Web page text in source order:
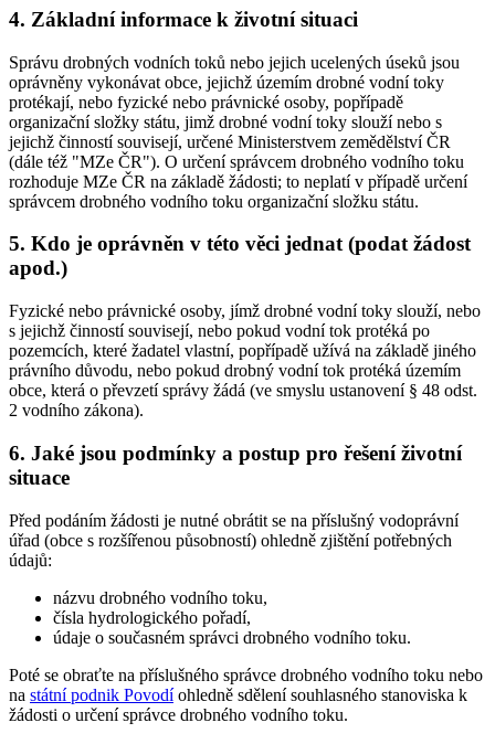
4. Základní informace k životní situaci
Správu drobných vodních toků nebo jejich ucelených úseků jsou
oprávněny vykonávat obce, jejichž územím drobné vodní toky
protékají, nebo fyzické nebo právnické osoby, popřípadě
organizační složky státu, jimž drobné vodní toky slouží nebo s
jejichž činností souvisejí, určené Ministerstvem zemědělství ČR
(dále též "MZe ČR"). O určení správcem drobného vodního toku
rozhoduje MZe ČR na základě žádosti; to neplatí v případě určení
správcem drobného vodního toku organizační složku státu.
5. Kdo je oprávněn v této věci jednat (podat žádost
apod.)
Fyzické nebo právnické osoby, jímž drobné vodní toky slouží, nebo
s jejichž činností souvisejí, nebo pokud vodní tok protéká po
pozemcích, které žadatel vlastní, popřípadě užívá na základě jiného
právního důvodu, nebo pokud drobný vodní tok protéká územím
obce, která o převzetí správy žádá (ve smyslu ustanovení § 48 odst.
2 vodního zákona).
6. Jaké jsou podmínky a postup pro řešení životní
situace
Před podáním žádosti je nutné obrátit se na příslušný vodoprávní
úřad (obce s rozšířenou působností) ohledně zjištění potřebných
údajů:
názvu drobného vodního toku,
čísla hydrologického pořadí,
údaje o současném správci drobného vodního toku.
Poté se obraťte na příslušného správce drobného vodního toku nebo
na státní podnik Povodíohledně sdělení souhlasného stanoviska k
žádosti o určení správce drobného vodního toku.